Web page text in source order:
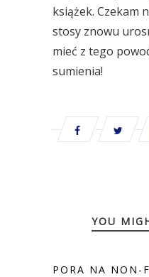
książek. Czekam
stosy znowu
mieć z tego
sumienia!
YOU
PORA NA NON-